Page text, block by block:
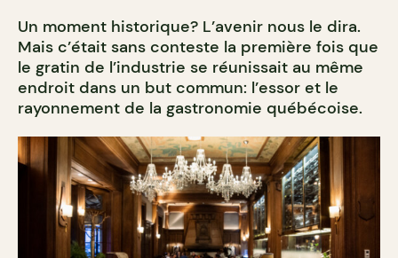
Un moment historique? L’avenir nous le dira.
Mais c’était sans conteste la première fois que
le gratin de l’industrie se réunissait au même
endroit dans un but commun: l’essor et le
rayonnement de la gastronomie québécoise.